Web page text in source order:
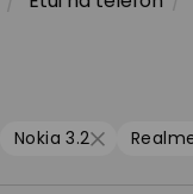
Nokia 3.2